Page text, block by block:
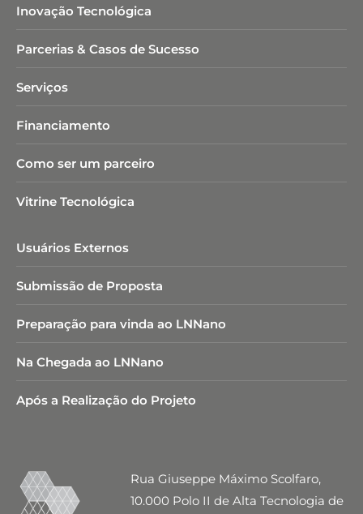
Inovação Tecnológica
Parcerias & Casos de Sucesso
Serviços
Financiamento
Como ser um parceiro
Vitrine Tecnológica
Usuários Externos
Submissão de Proposta
Preparação para vinda ao LNNano
Na Chegada ao LNNano
Após a Realização do Projeto
Rua Giuseppe Máximo Scolfaro,
10.000 Polo II de Alta Tecnologia de